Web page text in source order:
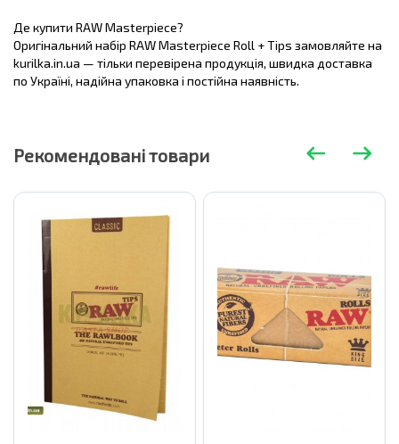
Де купити RAW Masterpiece?
Оригінальний набір RAW Masterpiece Roll + Tips замовляйте на
kurilka.in.ua — тільки перевірена продукція, швидка доставка
по Україні, надійна упаковка і постійна наявність.
Рекомендовані товари